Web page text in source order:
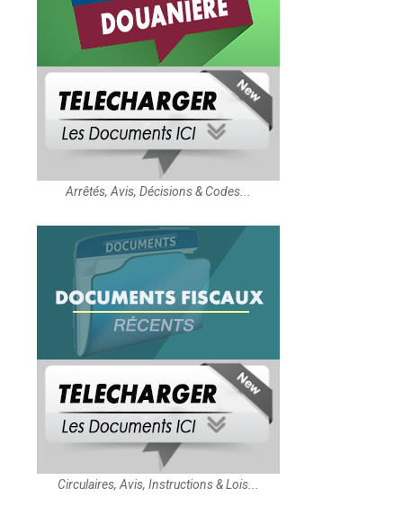
Arrêtés, Avis, Décisions & Codes...
Circulaires, Avis, Instructions & Lois...